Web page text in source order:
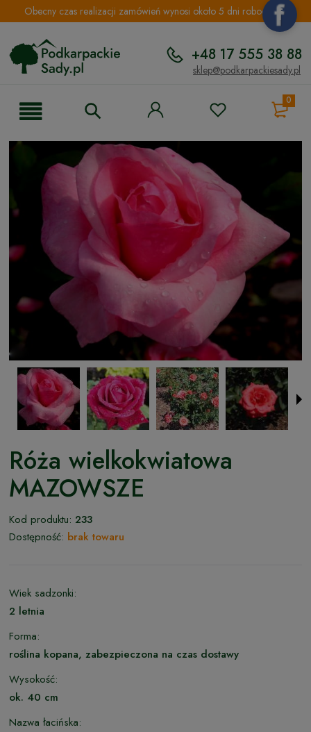
Obecny czas realizacji zamówień wynosi około 5 dni roboczych.
+48 17 555 38 88
sklep@podkarpackiesady.pl
0
Róża wielkokwiatowa
MAZOWSZE
Kod produktu: 233
Dostępność: brak towaru
Wiek sadzonki:
2 letnia
Forma:
roślina kopana, zabezpieczona na czas dostawy
Wysokość:
ok. 40 cm
Nazwa łacińska: